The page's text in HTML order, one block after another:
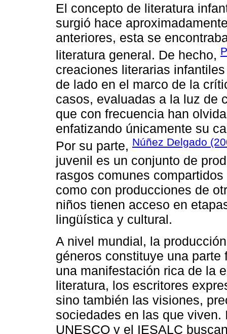
El concepto de literatura
surgió hace
anteriores, esta se
literatura general. De hecho,
creaciones literarias
de lado en el marco de la
casos, evaluadas a la luz de
que con frecuencia han
enfatizando únicamente su
Por su parte, Núñez Delgado
juvenil es un conjunto de
rasgos comunes
como con producciones de
niños tienen acceso en
lingüística y cultural.
A nivel mundial, la
géneros constituye una
una manifestación rica de la
literatura, los escritores
sino también las visiones,
sociedades en las que
UNESCO y el IESALC